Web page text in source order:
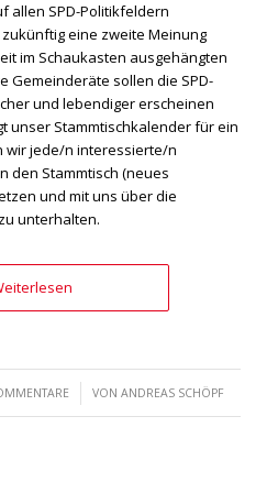
allen SPD-Politikfeldern
eine zweite Meinung
im Schaukasten ausgehängten
Gemeinderäte sollen die SPD-
und lebendiger erscheinen
unser Stammtischkalender für ein
wir jede/n interessierte/n
den Stammtisch (neues
und mit uns über die
unterhalten.
/ VON ANDREAS SCHÖPF